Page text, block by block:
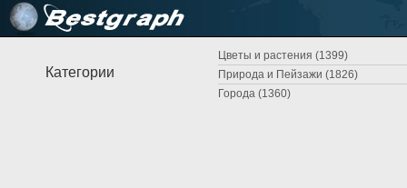
Категории
Цветы и растения (1399)
Природа и Пейзажи (1826)
Города (1360)